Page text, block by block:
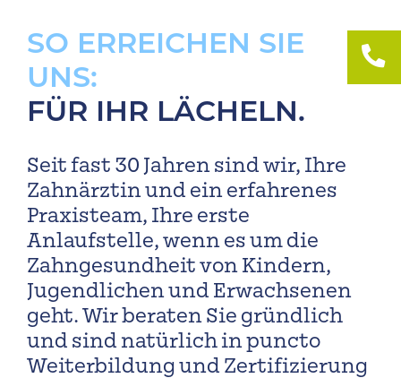
SO ERREICHEN SIE
UNS:
FÜR IHR LÄCHELN.
Seit fast 30 Jahren sind wir, Ihre
Zahnärztin und ein erfahrenes
Praxisteam, Ihre erste
Anlaufstelle, wenn es um die
Zahngesundheit von Kindern,
Jugendlichen und Erwachsenen
geht. Wir beraten Sie gründlich
und sind natürlich in puncto
Weiterbildung und Zerti­fizierung